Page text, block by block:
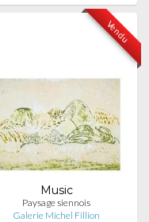
Vendu
Music
Paysage siennois
Galerie Michel Fillion